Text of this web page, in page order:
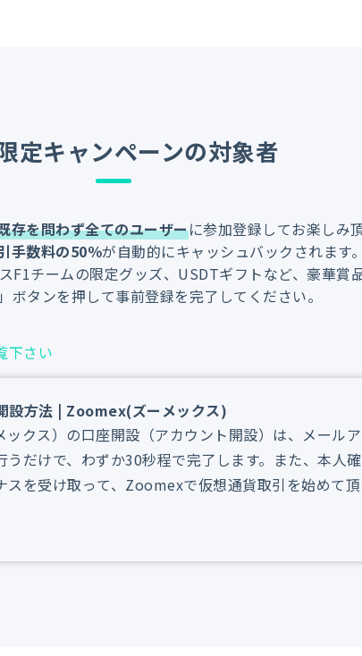
定キャンペーンの対象者
存を問わず全てのユーザーに参加登録してお楽しみ
手数料の50％が自動的にキャッシュバックされます
F1チームの限定グッズ、USDTギフトなど、豪華賞
」ボタンを押して事前登録を完了してください。
下さい
設方法 | Zoomex(ズーメックス)
クス）の口座開設（アカウント開設）は、メール
うだけで、わずか30秒程で完了します。また、本人
スを受け取って、Zoomexで仮想通貨取引を始めて頂